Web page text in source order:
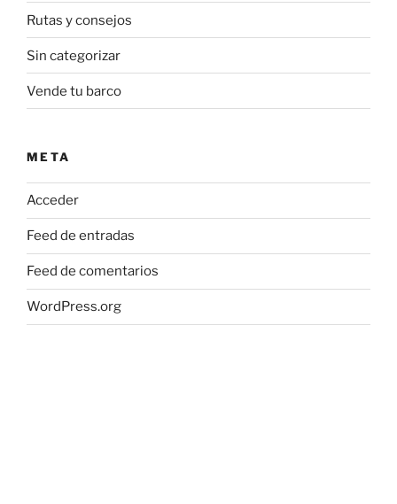
Rutas y consejos
Sin categorizar
Vende tu barco
META
Acceder
Feed de entradas
Feed de comentarios
WordPress.org